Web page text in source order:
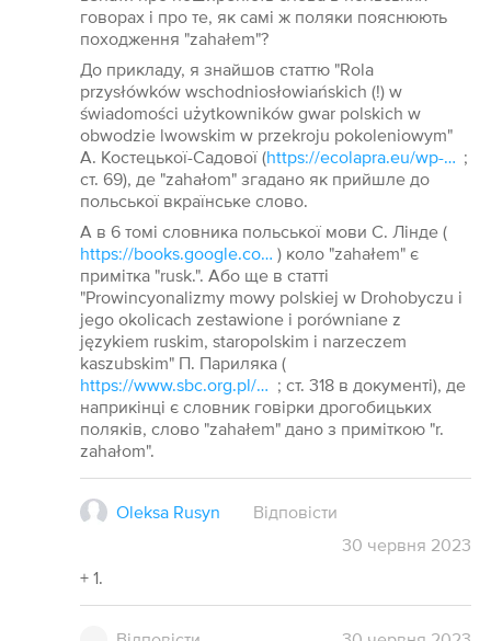
говорах і про те, як самі ж поляки пояснюють
походження "zahałem"?
До прикладу, я знайшов статтю "Rola
przysłówków wschodniosłowiańskich (!) w
świadomości użytkowników gwar polskich w
obwodzie lwowskim w przekroju pokoleniowym"
А. Костецької-Садової (
https://ecolapra.eu/wp-content/uploads/2020/10/SO-Linguistica_76-1_2019_29-09-1.pdf ;
ст. 69), де "zahałom" згадано як прийшле до
польської вкраїнське слово.
А в 6 томі словника польської мови С. Лінде (
https://books.google.com.ua/books?id=yOwaAQAAMAAJ&pg=PA715&lpg=PA715&dq=Zachałem&source=bl&ots=cego17kFsN&sig=ACfU3U3VHp26wwBB4gRmxSyNvzYK1GFW6Q&hl=uk&sa=X&ved=2ahUKEwiBxoC4-Or_AhUxEhAIHWZcCB04ChDoAXoECAEQAw#v=onepage&q=Zachałem&f=false ) коло "zahałem" є
примітка "rusk.". Або ще в статті
"Prowincyonalizmy mowy polskiej w Drohobyczu i
jego okolicach zestawione i porówniane z
językiem ruskim, staropolskim i narzeczem
kaszubskim" П. Париляка (
https://www.sbc.org.pl/publication/12607 ; ст. 318 в документі), де
наприкінці є словник говірки дрогобицьких
поляків, слово "zahałem" дано з приміткою "r.
zahałom".
Oleksa Rusyn
Відповісти
30 червня 2023
+ 1.